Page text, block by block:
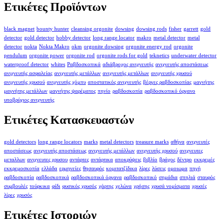
Ετικέτες Προϊόντων
black magnet bounty hunter cleansing orgonite dowsing dowsing rods fisher garrett gold
detector gold detector hobby detector long range locator makro metal detector metal
detector nokta Nokta Makro okm orgonite dowsing orgonite energy rod orgonite
pendulum orgonite power orgonite rod orgonite rods for gold teknetics underwater detector
waterproof detector whites Ραβδοσκοπικά αδιάβροχος ανιχνευτής ανιχνευτής αποστάσεως
ανιχνευτής ασφαλείας ανιχνευτής μετάλλων ανιχνευτής μετάλλων ανιχνευτής χρυσού
ανιχνευτής χρυσού ανιχνευτής χόμπυ αποστατικός ανιχνευτής βέργες ραβδοσκοπίας μαγνήτης
μαγνήτης μετάλλων μαγνήτης ψαρέματος πηνίο ραβδοσκοπία ραβδοσκοπικό όργανο
υποβρύχιος ανιχνευτής
Ετικέτες Κατασκευαστών
gold detectors long range locators marks metal detectors treasure marks αθήνα ανιχνευτές
αποστάσεως ανιχνευτής αποστάσεως ανιχνευτής μετάλλων ανιχνευτής χρυσού ανιχνευτες
μεταλλων ανιχνευτες χρυσου αντάρτες αντάρτικα αποκρύψεις βιβλίο βράχος δέντρο εκκρεμές
εκκρεμοσκοπία ελλάδα ερμηνείες θησαυρός κομιτατζίδικα λίρες λύσεις ομοιωμα πηγή
ραβδοσκοπία ραβδοσκοπικά ραβδοσκοπικά όργανα ραβδοσκοπικό σημάδια σπηλιά σταυρός
συμβουλές τούρκικα φίδι φυσικός χρυσός χάρτης χελώνα χρήσης χρυσά νομίσματα χρυσές
λίρες χρυσός
Ετικέτες Ιστοριών